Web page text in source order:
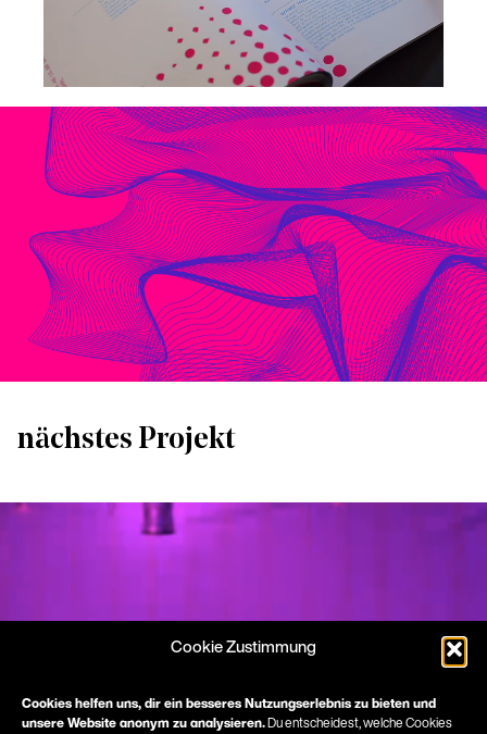
Cookie Zustimmung
Cookies helfen uns, dir ein besseres Nutzungserlebnis zu bieten und
unsere Website anonym zu analysieren. Du entscheidest, welche Cookies
nächstes Projekt